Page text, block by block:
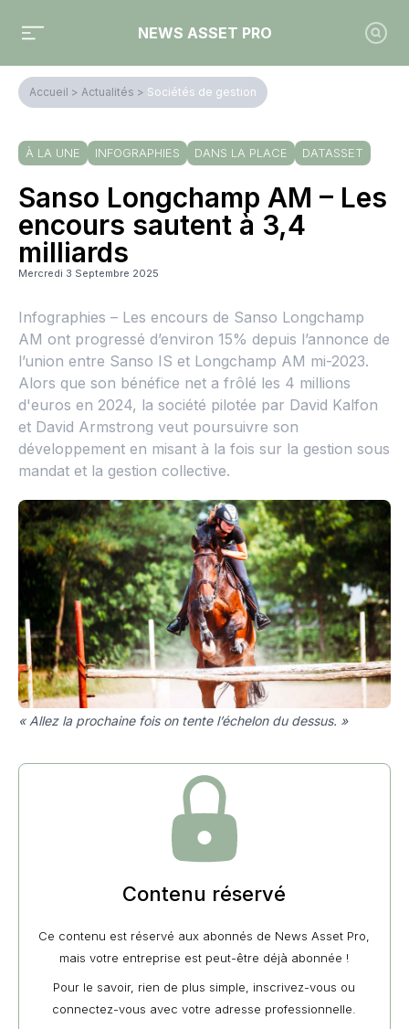
NEWS ASSET PRO
Accueil > Actualités > Sociétés de gestion
À LA UNE INFOGRAPHIES DANS LA PLACE DATASSET
Sanso Longchamp AM – Les
encours sautent à 3,4
milliards
Mercredi 3 Septembre 2025
Infographies – Les encours de Sanso Longchamp
AM ont progressé d’environ 15% depuis l’annonce de
l’union entre Sanso IS et Longchamp AM mi-2023.
Alors que son bénéfice net a frôlé les 4 millions
d'euros en 2024, la société pilotée par David Kalfon
et David Armstrong veut poursuivre son
développement en misant à la fois sur la gestion sous
mandat et la gestion collective.
« Allez la prochaine fois on tente l’échelon du dessus. »
Contenu réservé
Ce contenu est réservé aux abonnés de News Asset Pro,
mais votre entreprise est peut-être déjà abonnée !
Pour le savoir, rien de plus simple, inscrivez-vous ou
connectez-vous avec votre adresse professionnelle.